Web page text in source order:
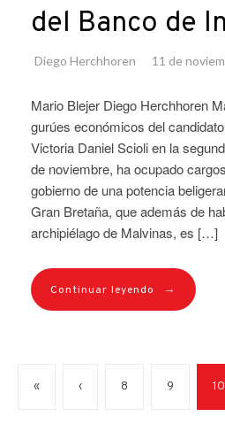
del Banco de
Diego Herchhoren 11 de
Mario Blejer Diego Herchhoren
gurúes económicos del
Victoria Daniel Scioli en la
de noviembre, ha ocupado
gobierno de una potencia
Gran Bretaña, que además de
archipiélago de Malvinas, es […]
Continuar leyendo →
« ‹ 8 9 10